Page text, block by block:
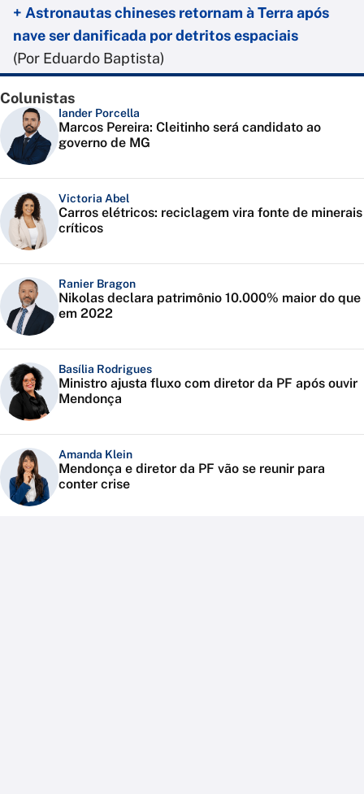
+ Astronautas chineses retornam à Terra após
nave ser danificada por detritos espaciais
(Por Eduardo Baptista)
Colunistas
Iander Porcella
Marcos Pereira: Cleitinho será candidato ao
governo de MG
Victoria Abel
Carros elétricos: reciclagem vira fonte de minerais
críticos
Ranier Bragon
Nikolas declara patrimônio 10.000% maior do que
em 2022
Basília Rodrigues
Ministro ajusta fluxo com diretor da PF após ouvir
Mendonça
Amanda Klein
Mendonça e diretor da PF vão se reunir para
conter crise